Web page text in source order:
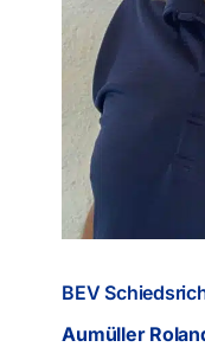
BEV
Aumüller